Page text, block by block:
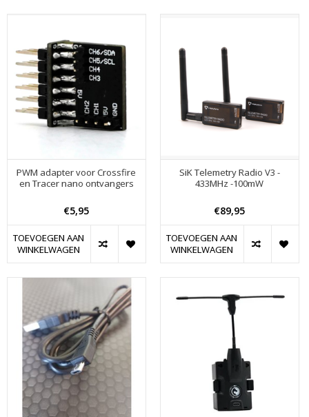
PWM adapter voor Crossfire
en Tracer nano ontvangers
€5,95
TOEVOEGEN AAN
WINKELWAGEN
SiK Telemetry Radio V3 -
433MHz -100mW
€89,95
TOEVOEGEN AAN
WINKELWAGEN